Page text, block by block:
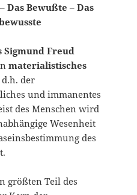
Das Bewußte – Das
Sigmund Freud
materialistisches
der
und immanentes
des Menschen wird
Wesenheit
des
größten Teil des